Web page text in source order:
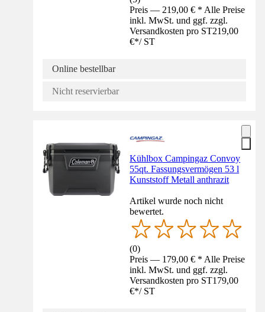
Preis — 219,00 € * Alle Preise
inkl. MwSt. und ggf. zzgl.
Versandkosten pro ST219,00
€*/ ST
Online bestellbar
Nicht reservierbar
Kühlbox Campingaz Convoy
55qt. Fassungsvermögen 53 l
Kunststoff Metall anthrazit
Artikel wurde noch nicht
bewertet.
(0)
Preis — 179,00 € * Alle Preise
inkl. MwSt. und ggf. zzgl.
Versandkosten pro ST179,00
€*/ ST